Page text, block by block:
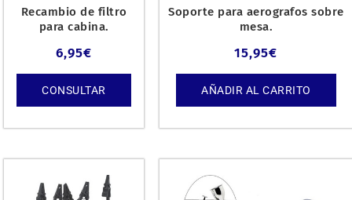
Recambio de filtro
para cabina.
6,95€
CONSULTAR
Soporte para aerografos sobre
mesa.
15,95€
AÑADIR AL CARRITO